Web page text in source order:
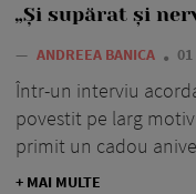
„Și supărat și
— ANDREEA BANICA
Într-un interviu
povestit pe larg
primit un cadou
+ MAI MULTE